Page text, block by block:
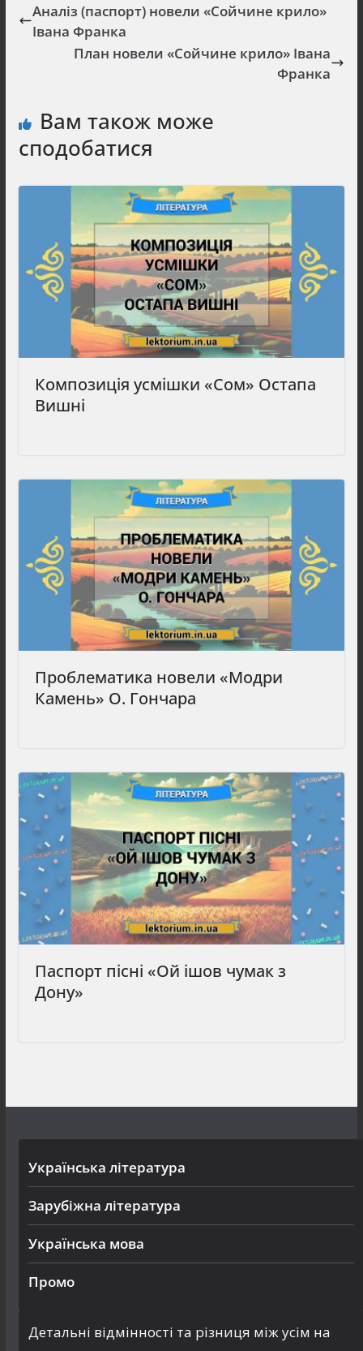
Аналіз (паспорт) новели «Сойчине крило»
Івана Франка
План новели «Сойчине крило» Івана
Франка
Вам також може
сподобатися
Композиція усмішки «Сом» Остапа
Вишні
Проблематика новели «Модри
Камень» О. Гончара
Паспорт пісні «Ой ішов чумак з
Дону»
Українська література
Зарубіжна література
Українська мова
Промо
Детальні відмінності та різниця між усім на